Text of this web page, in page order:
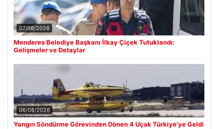
07/08/2026
Menderes Belediye Başkanı İlkay Çiçek Tutuklandı:
Gelişmeler ve Detaylar
06/08/2026
Yangın Söndürme Görevinden Dönen 4 Uçak Türkiye’ye Geldi